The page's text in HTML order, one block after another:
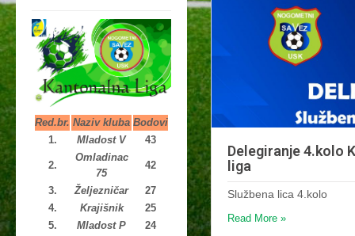
Red.br. Naziv kluba Bodovi
1.
Mladost V 43
2.
Omladinac
75
42
3. Željezničar
27
4.
Krajišnik
25
5.
Mladost P
24
Delegiranje 4.kolo
liga
Službena lica 4.kolo
Read More »